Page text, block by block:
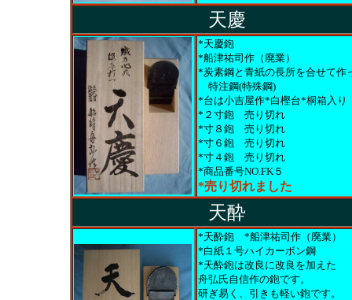
天慶
*天慶鉋
*船津祐司作（廃業）
*炭素鋼と青紙の長所を合せて作
特注鋼(特殊鋼)
*台は小吉屋作*白樫台*桐箱入り
*２寸鉋 売り切れ
*寸８鉋 売り切れ
*寸６鉋 売り切れ
*寸４鉋 売り切れ
*商品番号NO.FK５
*売り切れました
天酔
*天酔鉋 *船津祐司作（廃業）
*白紙１号ハイカーボン鋼
*天酔鉋は改良に改良を加えた
舟弘氏自信作の鉋です。
研ぎ易く、引きも軽い鉋です。